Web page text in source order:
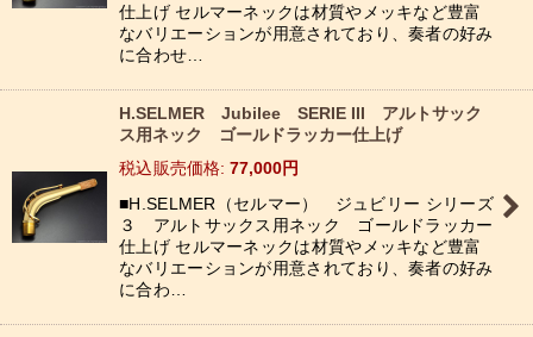
仕上げ セルマーネックは材質やメッキなど豊富
なバリエーションが用意されており、奏者の好み
に合わせ…
H.SELMER Jubilee SERIE III アルトサック
ス用ネック ゴールドラッカー仕上げ
税込
: 77,000円
■H.SELMER（セルマー） ジュビリー シリーズ
３ アルトサックス用ネック ゴールドラッカー
仕上げ セルマーネックは材質やメッキなど豊富
なバリエーションが用意されており、奏者の好み
に合わ…